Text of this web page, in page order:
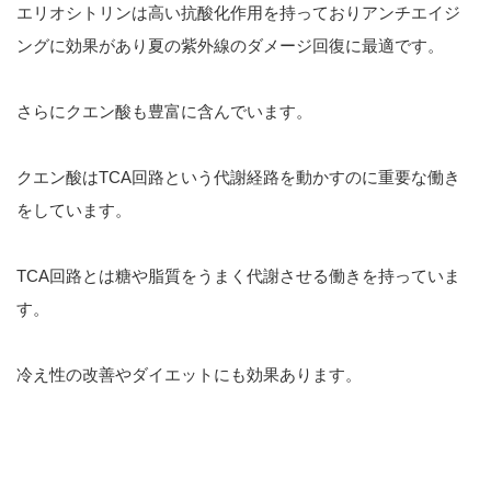
エリオシトリンは高い抗酸化作用を持っておりアンチエイジ
ングに効果があり夏の紫外線のダメージ回復に最適です。
さらにクエン酸も豊富に含んでいます。
クエン酸はTCA回路という代謝経路を動かすのに重要な働き
をしています。
TCA回路とは糖や脂質をうまく代謝させる働きを持っていま
す。
冷え性の改善やダイエットにも効果あります。